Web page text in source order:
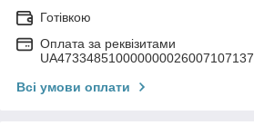
Готівкою
Оплата за реквізитами
UA473348510000000026007107137
Всі умови оплати